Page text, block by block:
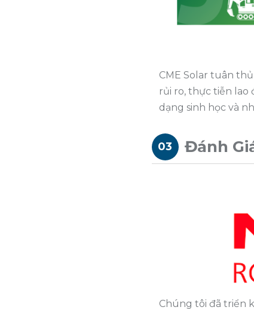
CME Solar tuân
rủi ro, thực tiễn lao
dạng sinh học và
03 Đánh
Chúng tôi đã triển